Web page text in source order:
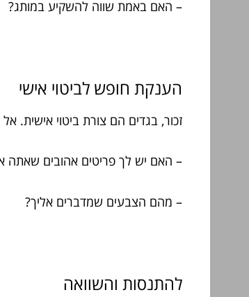
– האם באמת שווה להשקיע במותג?
הענקת חופש לביטוי אישי
זכור, בגדים הם צורת ביטוי אישית.
– האם יש לך פריטים אהובים שאתה
– מהם הצבעים שמדברים אליך?
להתנסות והשוואה